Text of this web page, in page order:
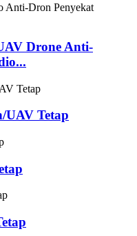
Drone Anti-
UAV Tetap